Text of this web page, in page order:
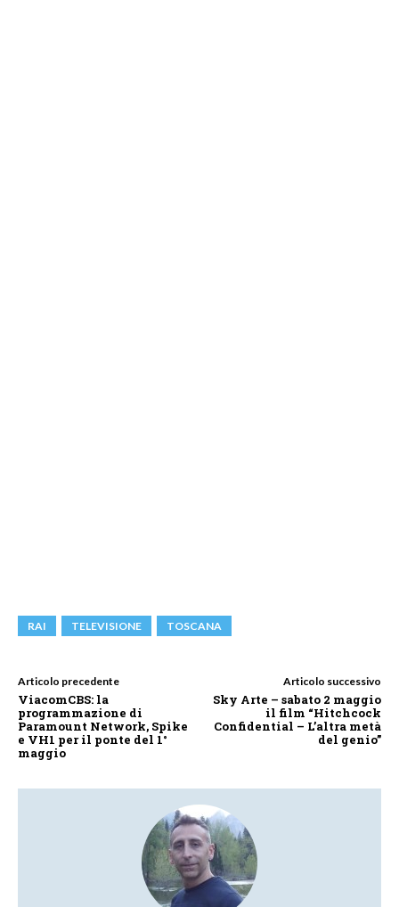
RAI TELEVISIONE TOSCANA
Articolo precedente
ViacomCBS: la
programmazione di
Paramount Network, Spike
e VH1 per il ponte del 1°
maggio
Articolo successivo
Sky Arte – sabato 2 maggio
il film “Hitchcock
Confidential – L’altra metà
del genio”